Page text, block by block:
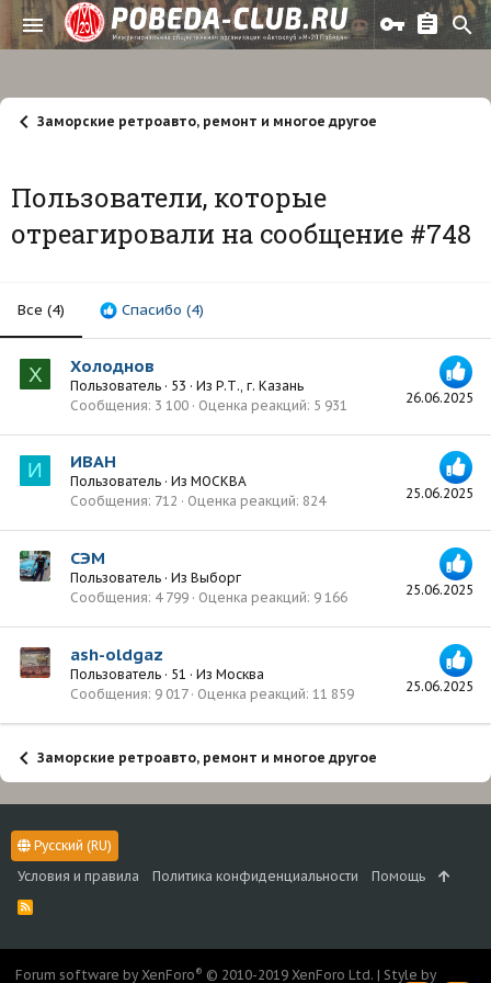
Заморские ретроавто, ремонт и многое другое
Пользователи, которые
отреагировали на сообщение #748
Все (4) Спасибо (4)
Х
26.06.2025
Холоднов
Пользователь · 53 · Из Р.Т., г. Казань
Сообщения 3 100 Оценка реакций 5 931
И
25.06.2025
ИВАН
Пользователь · Из МОСКВА
Сообщения 712 Оценка реакций 824
25.06.2025
СЭМ
Пользователь · Из Выборг
Сообщения 4 799 Оценка реакций 9 166
25.06.2025
ash-oldgaz
Пользователь · 51 · Из Москва
Сообщения 9 017 Оценка реакций 11 859
Заморские ретроавто, ремонт и многое другое
Русский (RU)
Условия и правила
Политика конфиденциальности Помощь
R
S
Forum software by XenForo® © 2010-2019 XenForo Ltd. | Style by